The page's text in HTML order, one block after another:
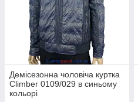
Демісезонна чоловіча куртка
Climber 0109/029 в синьому
кольорі